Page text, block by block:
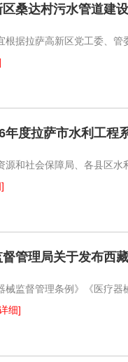
根据拉萨高新区党工委、
年度拉萨市水利工程
源和社会保障局、各县区
械监督管理条例》《医疗
细]